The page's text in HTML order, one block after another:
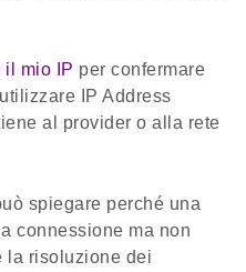
il mio IP per confermare
IP Address
al provider o alla rete
spiegare perché una
connessione ma non
la risoluzione dei